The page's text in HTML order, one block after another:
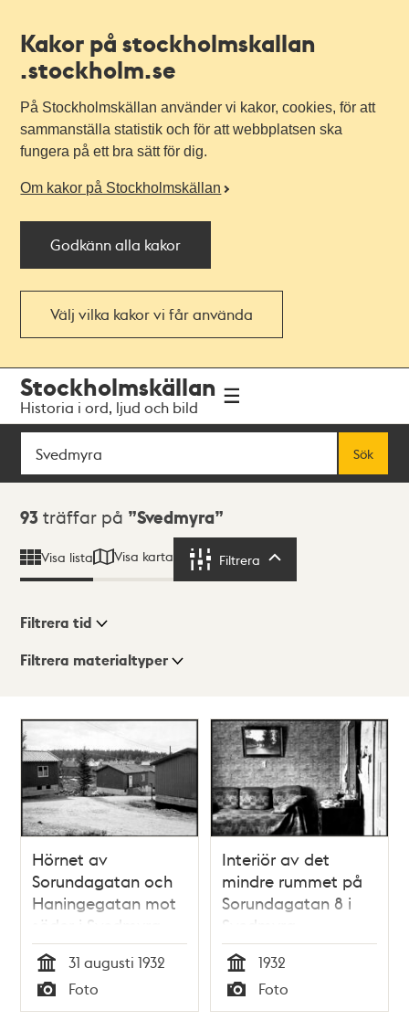
Kakor på stockholmskallan
.stockholm.se
På Stockholmskällan använder vi kakor, cookies, för att
sammanställa statistik och för att webbplatsen ska
fungera på ett bra sätt för dig.
Om kakor på Stockholmskällan
Godkänn alla kakor
Välj vilka kakor vi får använda
navigationen
huvudinnehållet
Stockholmskällan
Historia i ord, ljud och bild
Sök
Sök
Sökresultat
93 träffar på Svedmyra
Visa lista Visa karta Filtrera
Visningsläge
Filtrera tid
Filtrera materialtyper
träffar
Hörnet av
Sorundagatan och
Haningegatan mot
söder i Svedmyra
småstugeområde
Tid
31 augusti 1932
Typ
Foto
Interiör av det
mindre rummet på
Sorundagatan 8 i
Svedmyra
småstugeområde
Tid
1932
Typ
Foto